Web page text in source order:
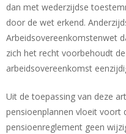
dan met wederzijdse
door de wet erkend.
Arbeidsovereenkomstenwet
zich het recht voorbehoudt
arbeidsovereenkomst
Uit de toepassing van deze
pensioenplannen vloeit voort
pensioenreglement geen